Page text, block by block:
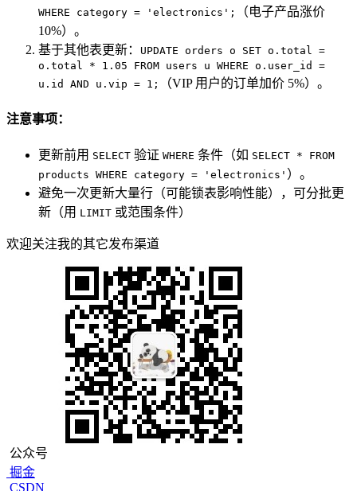
WHERE category = 'electronics';
（电子产品涨价
10%）。
基于其他表更新：
UPDATE orders o SET o.total =
o.total * 1.05 FROM users u WHERE o.user_id =
u.id AND u.vip = 1;
（VIP 用户的订单加价 5%）。
注意事项：
更新前用 SELECT 验证 WHERE 条件（如 SELECT * FROM
products WHERE category = 'electronics' ）。
避免一次更新大量行（可能锁表影响性能），可分批更
新（用 LIMIT 或范围条件）
欢迎关注我的其它发布渠道
公众号
掘金
CSDN